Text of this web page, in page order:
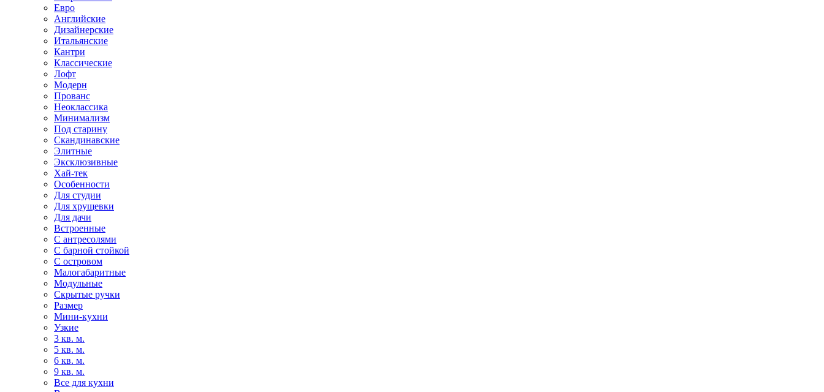
Евро
Английские
Дизайнерские
Итальянские
Кантри
Классические
Лофт
Модерн
Прованс
Неоклассика
Минимализм
Под старину
Скандинавские
Элитные
Эксклюзивные
Хай-тек
Особенности
Для студии
Для хрущевки
Для дачи
Встроенные
С антресолями
С барной стойкой
С островом
Малогабаритные
Модульные
Скрытые ручки
Размер
Мини-кухни
Узкие
3 кв. м.
5 кв. м.
6 кв. м.
9 кв. м.
Все для кухни